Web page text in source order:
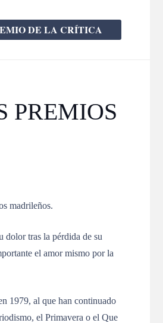
DE LA CRÍTICA
PREMIOS
madrileños.
dolor tras la pérdida de su
el amor mismo por la
1979, al que han continuado
el Primavera o el Que